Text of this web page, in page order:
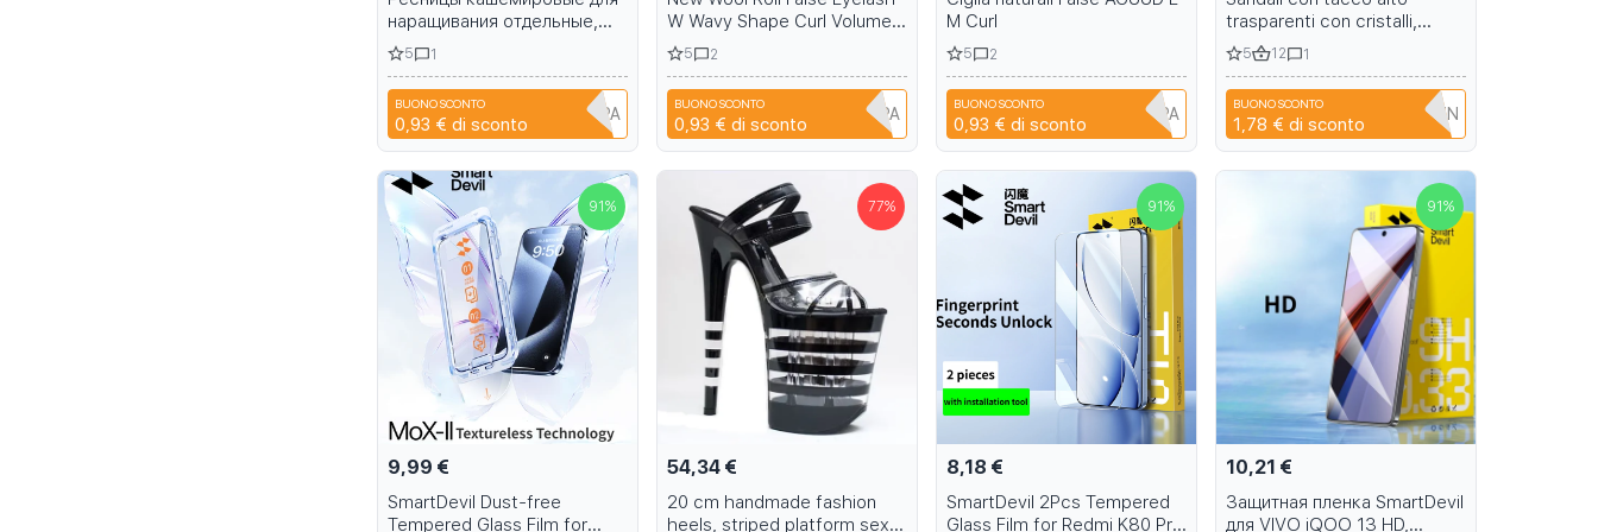
наращивания отдельные,
темные, черные
5 1
BUONO SCONTO
0,93 € di scontoA6R1B6EH1PPA
W Wavy Shape Curl Volume
Eyelash Extension Fluffy Soft
Full DIY 3D 5D Cat Eye Lash
Extension
5 2
BUONO SCONTO
0,93 € di scontoA6R1B6EH1PPA
M Curl
5 2
BUONO SCONTO
0,93 € di scontoA6R1B6EH1PPA
trasparenti con cristalli,
modello stella per danza su
barra, per banchetti estivi e
scarpe da palcoscenico 15-
17cm
5 12 1
BUONO SCONTO
1,78 € di sconto
T9TRTFBTWTZN
91 %
9,99 €
SmartDevil Dust-free
Tempered Glass Film for
77%
54,34 €
20 cm handmade fashion
heels, striped platform sexy
91 %
8,18 €
SmartDevil 2Pcs Tempered
Glass Film for Redmi K80 Pro
91 %
10,21 €
Защитная пленка SmartDevil
для VIVO iQOO 13 HD,